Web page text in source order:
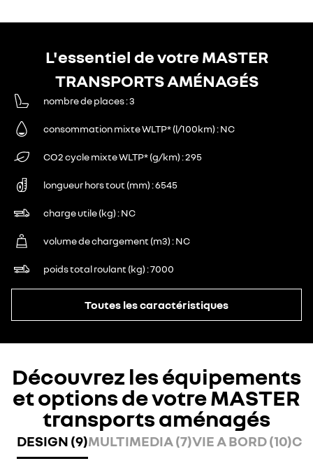
L'essentiel de votre MASTER
TRANSPORTS AMÉNAGÉS
nombre de places 3
consommation mixte WLTP* (l/100km) NC
CO2 cycle mixte WLTP* (g/km) 295
longueur hors tout (mm) 6545
charge utile (kg) NC
volume de chargement (m3) NC
poids total roulant (kg) 7000
Toutes les caractéristiques
Découvrez les équipements
et options de votre MASTER
transports aménagés
DESIGN (9)MULTIMEDIA (7)VIE A BORD (10)